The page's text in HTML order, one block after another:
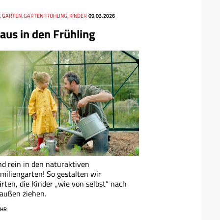
in den Frühling
GARTEN, GARTENFRÜHLING, KINDER 09.03.2026
rein in den naturaktiven
So gestalten wir
die Kinder „wie von selbst“ nach
ziehen.